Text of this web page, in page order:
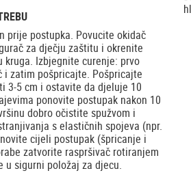
prije postupka. Povucite okidač
za dječju zaštitu i okrenite
kruga. Izbjegnite curenje: prvo
i zatim pošpricajte. Pošpricajte
3-5 cm i ostavite da djeluje 10
ponovite postupak nakon 10
dobro očistite spužvom i
s elastičnih spojeva (npr.
cijeli postupak (špricanje i
zatvorite raspršivač rotiranjem
u sigurni položaj za djecu.